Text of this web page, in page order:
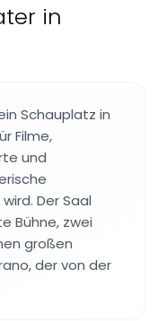
in
Schauplatz in
Filme,
und
Der Saal
Bühne, zwei
großen
der von der